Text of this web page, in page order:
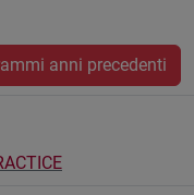
anni precedenti